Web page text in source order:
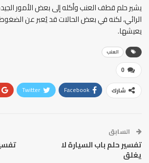
يشير حلم قطف العنب وأكله إلى بعض الأمور
الرائي، لكنه في بعض الحالات قد يُعبر عن
يعيشها.
العنب
0
شارك Facebook
Twitter
السابق
تفسير حلم باب السيارة لا
يغلق